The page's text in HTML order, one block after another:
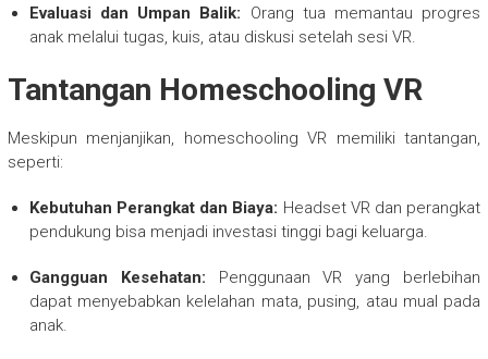
Evaluasi dan Umpan Balik: Orang tua memantau progres
anak melalui tugas, kuis, atau diskusi setelah sesi VR.
Tantangan Homeschooling VR
Meskipun menjanjikan, homeschooling VR memiliki tantangan,
seperti:
Kebutuhan Perangkat dan Biaya: Headset VR dan perangkat
pendukung bisa menjadi investasi tinggi bagi keluarga.
Gangguan Kesehatan: Penggunaan VR yang berlebihan
dapat menyebabkan kelelahan mata, pusing, atau mual pada
anak.